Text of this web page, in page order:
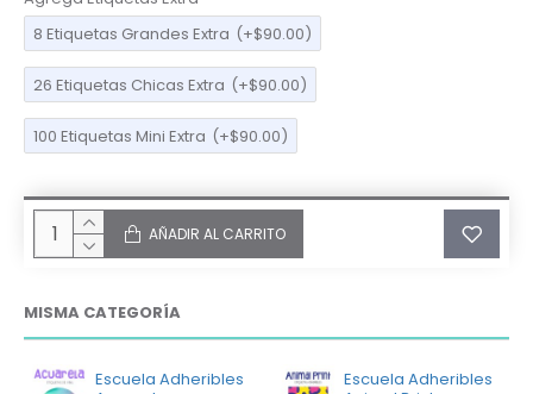
8 Etiquetas Grandes Extra (+$90.00)
26 Etiquetas Chicas Extra (+$90.00)
100 Etiquetas Mini Extra (+$90.00)
AÑADIR AL CARRITO
MISMA CATEGORÍA
Escuela Adheribles
Escuela Adheribles